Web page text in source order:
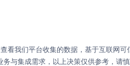
看我们平台收集的数据，基于互联网可
务与集成需求，以上决策仅供参考，请